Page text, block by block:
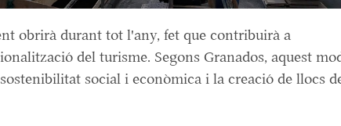
obrirà durant tot l'any, fet que contribuirà a
del turisme. Segons Granados, aquest
social i econòmica i la creació de llocs